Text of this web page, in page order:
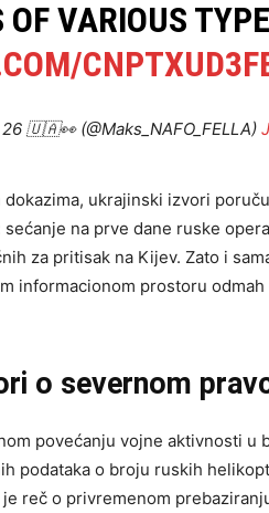
OF VARIOUS
🇺🇦👀 (@Maks_NAFO_FELLA)
ukrajinski izvori
na prve dane ruske
za pritisak na Kijev. Zato i
informacionom prostoru
o severnom
povećanju vojne aktivnosti u
podataka o broju ruskih
reč o privremenom